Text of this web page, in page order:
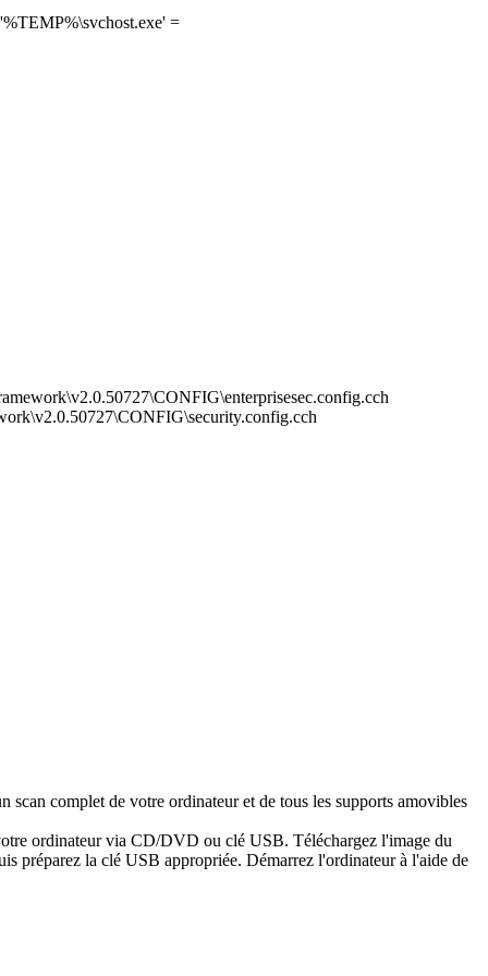
=
scan complet de votre ordinateur et de tous les supports amovibles
ordinateur via CD/DVD ou clé USB. Téléchargez l'image du
préparez la clé USB appropriée. Démarrez l'ordinateur à l'aide de